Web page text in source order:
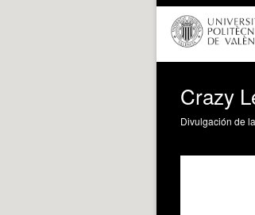
Crazy
Divulgación de